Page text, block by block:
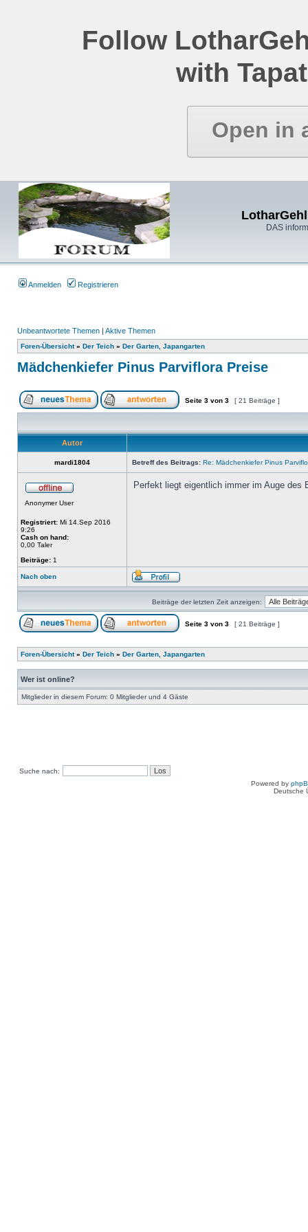
Follow
with
Open in
DAS
Anmelden Registrieren
Unbeantwortete Themen | Aktive Themen
Foren-Übersicht» Der Teich » Der Garten, Japangarten
Mädchenkiefer Pinus Parviflora Preise
Seite 3 von 3 [ 21 Beiträge ]
Autor
mardi1804 Betreff des Beitrags: Re: Mädchenkiefer Pinus
Anonymer User
Registriert: Mi 14.Sep 2016
9:26
Cash on hand:
0,00 Taler
Beiträge: 1
Perfekt liegt eigentlich immer im Auge
Nach oben
Beiträge der letzten Zeit anzeigen:
Seite 3 von 3 [ 21 Beiträge ]
Foren-Übersicht» Der Teich » Der Garten, Japangarten
Wer ist online?
Mitglieder in diesem Forum: 0 Mitglieder und 4 Gäste
Suche nach:
Powered by
Deutsche